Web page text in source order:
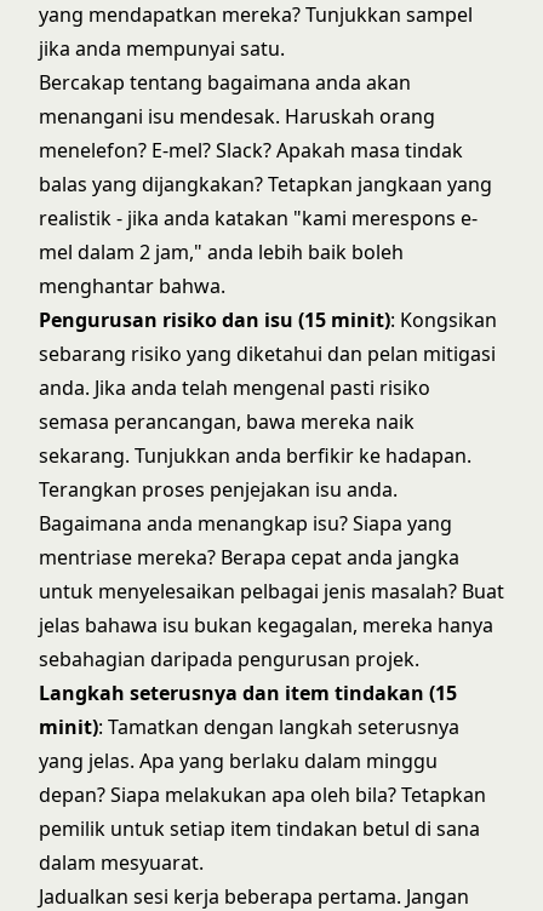
yang mendapatkan mereka? Tunjukkan sampel
jika anda mempunyai satu.
Bercakap tentang bagaimana anda akan
menangani isu mendesak. Haruskah orang
menelefon? E-mel? Slack? Apakah masa tindak
balas yang dijangkakan? Tetapkan jangkaan yang
realistik - jika anda katakan "kami merespons e-
mel dalam 2 jam," anda lebih baik boleh
menghantar bahwa.
Pengurusan risiko dan isu (15 minit): Kongsikan
sebarang risiko yang diketahui dan pelan mitigasi
anda. Jika anda telah mengenal pasti risiko
semasa perancangan, bawa mereka naik
sekarang. Tunjukkan anda berfikir ke hadapan.
Terangkan proses penjejakan isu anda.
Bagaimana anda menangkap isu? Siapa yang
mentriase mereka? Berapa cepat anda jangka
untuk menyelesaikan pelbagai jenis masalah? Buat
jelas bahawa isu bukan kegagalan, mereka hanya
sebahagian daripada pengurusan projek.
Langkah seterusnya dan item tindakan (15
minit): Tamatkan dengan langkah seterusnya
yang jelas. Apa yang berlaku dalam minggu
depan? Siapa melakukan apa oleh bila? Tetapkan
pemilik untuk setiap item tindakan betul di sana
dalam mesyuarat.
Jadualkan sesi kerja beberapa pertama. Jangan